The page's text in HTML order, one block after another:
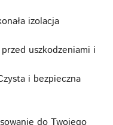
izolacja
uszkodzeniami i
i bezpieczna